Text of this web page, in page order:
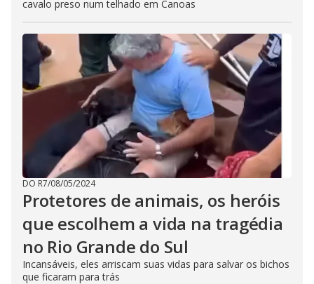
cavalo preso num telhado em Canoas
DO R7/08/05/2024
Protetores de animais, os heróis
que escolhem a vida na tragédia
no Rio Grande do Sul
Incansáveis, eles arriscam suas vidas para salvar os bichos
que ficaram para trás